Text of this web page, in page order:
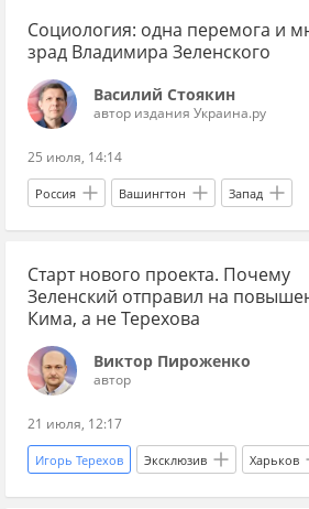
Владимир Зеленский ЕС ВМФ
bloomberg
Социология: одна перемога и
зрад Владимира Зеленского
Василий Стоякин
автор издания Украина.ру
25 июля, 14:14
Россия Вашингтон Запад
Владимир Зеленский Валерий
Михаил Федоров ТЦК Офис
НАТО Александр Сырский
президентские выборы
Мнения
Старт нового проекта. Почему
Зеленский отправил на
Кима, а не Терехова
Виктор Пироженко
автор
21 июля, 12:17
Игорь Терехов Эксклюзив Харьков
Украина Киев Владимир